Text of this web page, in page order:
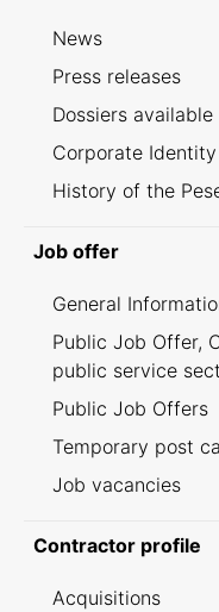
News
Press releases
Dossiers available
Corporate Identity
History of the
Job offer
General
Public Job Offer,
public service
Public Job Offers
Temporary post
Job vacancies
Contractor profile
Acquisitions